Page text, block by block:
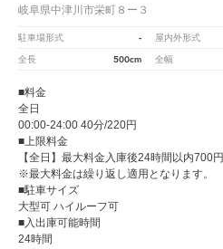
岐阜県中津川市栄町８ー３
駐車場形式 - 屋内外形式
全長 500cm 全幅
■料金
全日
00:00-24:00 40分/220円
■上限料金
【全日】最大料金入庫後24時間以内700円
※最大料金は繰り返し適用となります。
■駐車サイズ
大型可 ハイルーフ可
■入出庫可能時間
24時間